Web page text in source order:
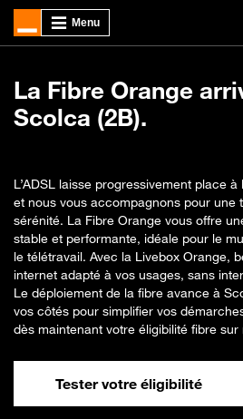
La Fibre Orange
Scolca (2B).
L’ADSL laisse progressivement place
et nous vous accompagnons pour une
sérénité. La Fibre Orange vous offre
stable et performante, idéale pour le
le télétravail. Avec la Livebox Orange,
internet adapté à vos usages, sans
Le déploiement de la fibre avance à
vos côtés pour simplifier vos
dès maintenant votre éligibilité fibre sur
Tester votre éligibilité